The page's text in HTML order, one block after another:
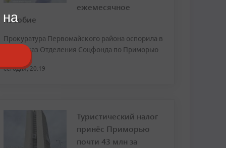
ежемесячное
пособие
Прокуратура Первомайского района оспорила в
суде отказ Отделения Соцфонда по Приморью
сегодня, 20:19
Туристический налог
принёс Приморью
почти 43 млн за